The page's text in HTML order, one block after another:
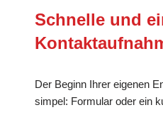
Schnelle und
Der Beginn Ihrer eigenen
simpel: Formular oder ein